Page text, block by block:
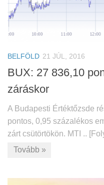
BELFÖLD 21 JÚL, 2016
BUX: 27 836,10
záráskor
A Budapesti Értéktőzsde
pontos, 0,95 százalékos
zárt csütörtökön. MTI ..
Tovább »